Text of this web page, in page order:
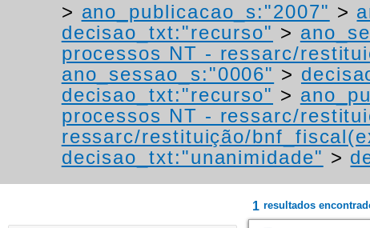
> ano_publicacao_s:"2007" >
decisao_txt:"recurso" >
processos NT - ressarc/
ano_sessao_s:"0006" >
decisao_txt:"recurso" >
processos NT - ressarc/
ressarc/restituição/
decisao_txt:"unanimidade" >
1 resultados